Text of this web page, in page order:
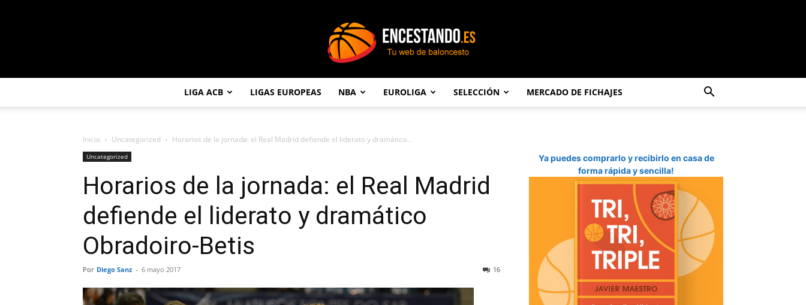
LIGA ACB LIGAS EUROPEAS NBA EUROLIGA SELECCIÓN MERCADO DE FICHAJES
Inicio Uncategorized Horarios de la jornada: el Real Madrid defiende el liderato y dramático...
Uncategorized
Horarios de la jornada: el Real Madrid
defiende el liderato y dramático
Obradoiro-Betis
Por Diego Sanz - 6 mayo 2017 16
Ya puedes comprarlo y recibirlo en casa de
forma rápida y sencilla!